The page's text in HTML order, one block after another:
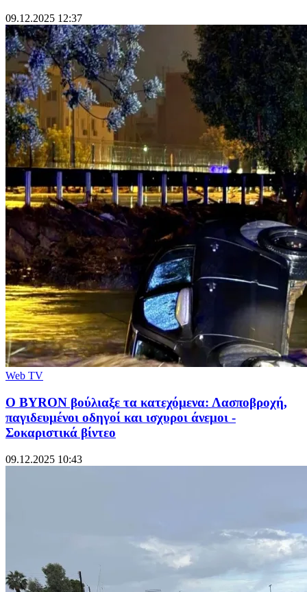
09.12.2025 12:37
Web TV
Ο BYRON βούλιαξε τα κατεχόμενα: Λασποβροχή,
παγιδευμένοι οδηγοί και ισχυροι άνεμοι -
Σοκαριστικά βίντεο
09.12.2025 10:43